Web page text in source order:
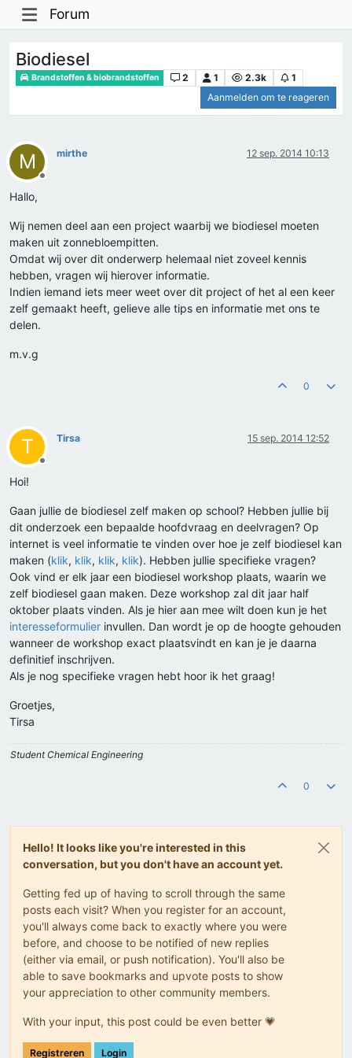
Forum
Biodiesel
Brandstoffen & biobrandstoffen 2 1 2.3k
1
Aanmelden om te reageren
M
Offline
mirthe 12 sep. 2014 10:13
Hallo,
Wij nemen deel aan een project waarbij we biodiesel moeten
maken uit zonnebloempitten.
Omdat wij over dit onderwerp helemaal niet zoveel kennis
hebben, vragen wij hierover informatie.
Indien iemand iets meer weet over dit project of het al een keer
zelf gemaakt heeft, gelieve alle tips en informatie met ons te
delen.
m.v.g
0
T
Offline
Tirsa 15 sep. 2014 12:52
Hoi!
Gaan jullie de biodiesel zelf maken op school? Hebben jullie bij
dit onderzoek een bepaalde hoofdvraag en deelvragen? Op
internet is veel informatie te vinden over hoe je zelf biodiesel kan
maken (klik, klik, klik, klik). Hebben jullie specifieke vragen?
Ook vind er elk jaar een biodiesel workshop plaats, waarin we
zelf biodiesel gaan maken. Deze workshop zal dit jaar half
oktober plaats vinden. Als je hier aan mee wilt doen kun je het
interesseformulier invullen. Dan wordt je op de hoogte gehouden
wanneer de workshop exact plaatsvindt en kan je je daarna
definitief inschrijven.
Als je nog specifieke vragen hebt hoor ik het graag!
Groetjes,
Tirsa
Student Chemical Engineering
0
Hello! It looks like you're interested in this
conversation, but you don't have an account yet.
Getting fed up of having to scroll through the same
posts each visit? When you register for an account,
you'll always come back to exactly where you were
before, and choose to be notified of new replies
(either via email, or push notification). You'll also be
able to save bookmarks and upvote posts to show
your appreciation to other community members.
With your input, this post could be even better 💗
Registreren Login